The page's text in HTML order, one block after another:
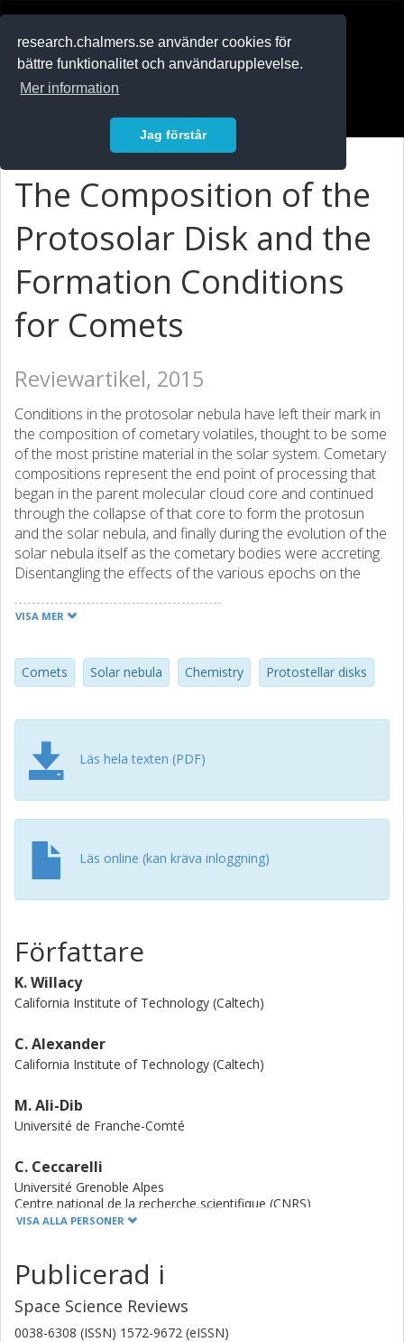
research.chalmers.se använder cookies för
bättre funktionalitet och användarupplevelse.
Mer information
Jag förstår
The Composition of the
Protosolar Disk and the
Formation Conditions
for Comets
Reviewartikel, 2015
Conditions in the protosolar nebula have left their mark in
the composition of cometary volatiles, thought to be some
of the most pristine material in the solar system. Cometary
compositions represent the end point of processing that
began in the parent molecular cloud core and continued
through the collapse of that core to form the protosun
and the solar nebula, and finally during the evolution of the
solar nebula itself as the cometary bodies were accreting.
Disentangling the effects of the various epochs on the
are not the only source of information about the solar
disks similar to the solar nebula while they are in the
process of evolving to form their own solar systems. In
types of dynamical processing that shaped the solar
system we see today. This paper summarizes some recent
VISA MER
Comets Solar nebula Chemistry Protostellar disks
Läs hela texten (PDF)
Läs online (kan kräva inloggning)
Författare
K. Willacy
California Institute of Technology (Caltech)
C. Alexander
California Institute of Technology (Caltech)
M. Ali-Dib
Université de Franche-Comté
C. Ceccarelli
Université Grenoble Alpes
Centre national de la recherche scientifique (CNRS)
National Aeronautics and Space Administration (NASA)
M. Doronin
Sorbonne Université
VISA ALLA PERSONER
Publicerad i
Space Science Reviews
0038-6308 (ISSN) 1572-9672 (eISSN)